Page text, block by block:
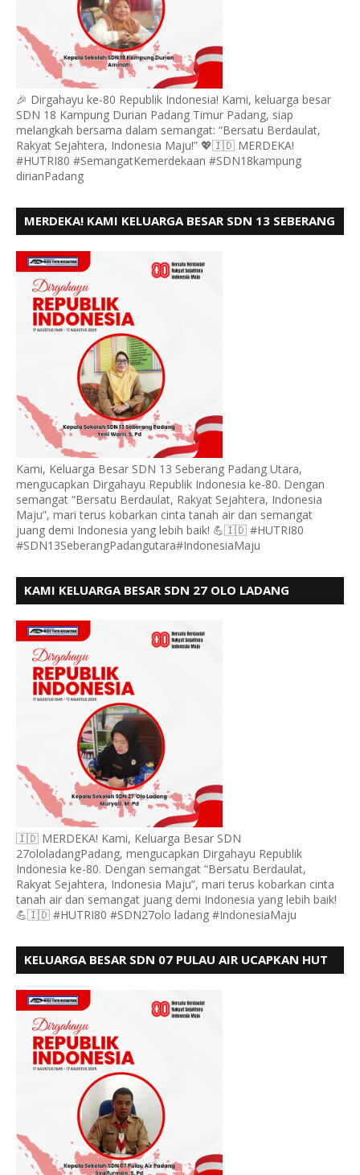
🎉 Dirgahayu ke-80 Republik Indonesia! Kami, keluarga besar
SDN 18 Kampung Durian Padang Timur Padang, siap
melangkah bersama dalam semangat: “Bersatu Berdaulat,
Rakyat Sejahtera, Indonesia Maju!” 💖🇮🇩 MERDEKA!
#HUTRI80 #SemangatKemerdekaan #SDN18kampung
dirianPadang
MERDEKA! KAMI KELUARGA BESAR SDN 13 SEBERANG
Kami, Keluarga Besar SDN 13 Seberang Padang Utara,
mengucapkan Dirgahayu Republik Indonesia ke-80. Dengan
semangat “Bersatu Berdaulat, Rakyat Sejahtera, Indonesia
Maju”, mari terus kobarkan cinta tanah air dan semangat
juang demi Indonesia yang lebih baik! 💪🇮🇩 #HUTRI80
#SDN13SeberangPadangutara#IndonesiaMaju
KAMI KELUARGA BESAR SDN 27 OLO LADANG
🇮🇩 MERDEKA! Kami, Keluarga Besar SDN
27ololadangPadang, mengucapkan Dirgahayu Republik
Indonesia ke-80. Dengan semangat “Bersatu Berdaulat,
Rakyat Sejahtera, Indonesia Maju”, mari terus kobarkan cinta
tanah air dan semangat juang demi Indonesia yang lebih baik!
💪🇮🇩 #HUTRI80 #SDN27olo ladang #IndonesiaMaju
KELUARGA BESAR SDN 07 PULAU AIR UCAPKAN HUT